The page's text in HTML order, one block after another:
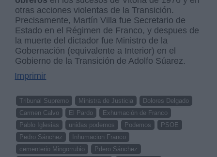
otras acciones violentas de la Transición.
Precisamente, Martín Villa fue Secretario de
Estado en el Régimen de Franco, y despues de
la muerte del dictador fue Ministro de la
Gobernación (equivalente a Interior) en el
Gobierno de la Transición de Adolfo Súarez.
Imprimir
Tribunal Supremo Ministra de Justicia
Dolores Delgado
Carmen Calvo
El Pardo
Exhumación de Franco
Pablo Iglesias
unidas podemos Podemos
PSOE
Pedro Sánchez
Inhumacion Franco
cementerio Mingorrubio
Pdero Sánchez